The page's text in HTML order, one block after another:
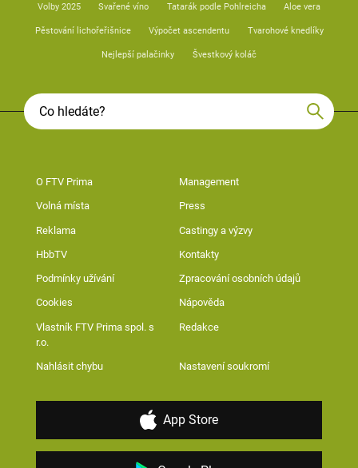
Volby 2025 Svařené víno Tatarák podle Pohlreicha Aloe vera
Pěstování lichořeřišnice Výpočet ascendentu Tvarohové knedlíky
Nejlepší palačinky Švestkový koláč
O FTV Prima Management
Volná místa Press
Reklama Castingy a výzvy
HbbTV Kontakty
Podmínky užívání Zpracování osobních údajů
Cookies Nápověda
Vlastník FTV Prima spol. s
r.o.
Redakce
Nahlásit chybu Nastavení soukromí
App Store